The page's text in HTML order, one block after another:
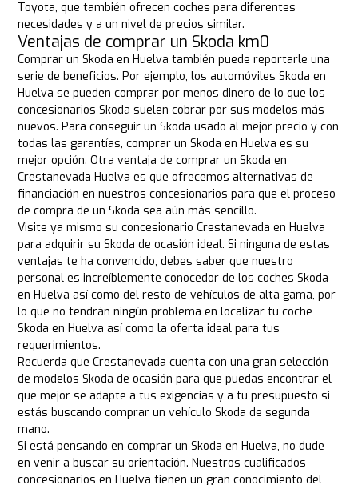
Toyota, que también ofrecen coches para diferentes
necesidades y a un nivel de precios similar.
Ventajas de comprar un Skoda km0
Comprar un Skoda en Huelva también puede reportarle una
serie de beneficios. Por ejemplo, los automóviles Skoda en
Huelva se pueden comprar por menos dinero de lo que los
concesionarios Skoda suelen cobrar por sus modelos más
nuevos. Para conseguir un Skoda usado al mejor precio y con
todas las garantías, comprar un Skoda en Huelva es su
mejor opción. Otra ventaja de comprar un Skoda en
Crestanevada Huelva es que ofrecemos alternativas de
financiación en nuestros concesionarios para que el proceso
de compra de un Skoda sea aún más sencillo.
Visite ya mismo su concesionario Crestanevada en Huelva
para adquirir su Skoda de ocasión ideal. Si ninguna de estas
ventajas te ha convencido, debes saber que nuestro
personal es increíblemente conocedor de los coches Skoda
en Huelva así como del resto de vehículos de alta gama, por
lo que no tendrán ningún problema en localizar tu coche
Skoda en Huelva así como la oferta ideal para tus
requerimientos.
Recuerda que Crestanevada cuenta con una gran selección
de modelos Skoda de ocasión para que puedas encontrar el
que mejor se adapte a tus exigencias y a tu presupuesto si
estás buscando comprar un vehículo Skoda de segunda
mano.
Si está pensando en comprar un Skoda en Huelva, no dude
en venir a buscar su orientación. Nuestros cualificados
concesionarios en Huelva tienen un gran conocimiento del